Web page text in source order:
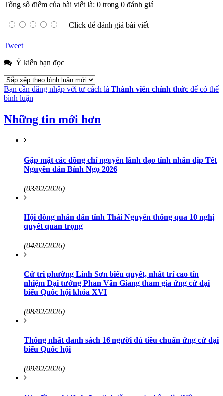
Tổng số điểm của bài viết là: 0 trong 0 đánh giá
Click để đánh giá bài viết
Tweet
Ý kiến bạn đọc
Bạn cần đăng nhập với tư cách là Thành viên chính thức để có thể
bình luận
Những tin mới hơn
Gặp mặt các đồng chí nguyên lãnh đạo tỉnh nhân dịp Tết
Nguyên đán Bính Ngọ 2026
(03/02/2026)
Hội đồng nhân dân tỉnh Thái Nguyên thông qua 10 nghị
quyết quan trọng
(04/02/2026)
Cử tri phường Linh Sơn biểu quyết, nhất trí cao tín
nhiệm Đại tướng Phan Văn Giang tham gia ứng cử đại
biểu Quốc hội khóa XVI
(08/02/2026)
Thống nhất danh sách 16 người đủ tiêu chuẩn ứng cử đại
biểu Quốc hội
(09/02/2026)